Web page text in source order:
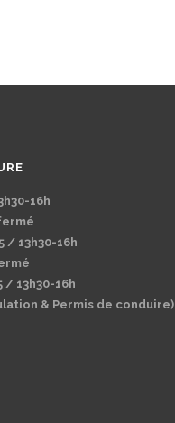
16h
/ 13h30-16h
/ 13h30-16h
& Permis de conduire)